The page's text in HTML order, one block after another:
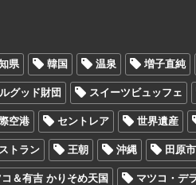
県 韓国 温泉 増子直純
グッド財団 スイーツビュッフェ
空港 セントレア 世界遺産
トラン 王朝 沖縄 田原市
＆有吉 かりそめ天国 マツコ・デ